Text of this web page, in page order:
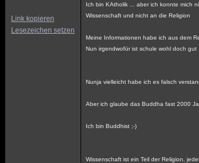
Link kopieren
Lesezeichen setzen
Ich bin KAtholik ... aber ich konnte mich
Wissenschaft und nicht an die Religion
Meine Informationen habe ich aus dem
Nun irgendwofür ist schule wohl doch gut
Nunja vielleicht habe ich es falsch
Aber ich glaube das Buddha fast 2000
Ich bin Buddhist ;-)
Wissenschaft ist ein Teil der Religion,